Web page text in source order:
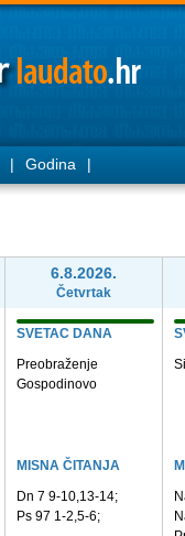
| Godina |
6.8.2026.
Četvrtak
SVETAC DANA
Preobraženje
Gospodinovo
MISNA ČITANJA
Dn 7 9-10,13-14;
Ps 97 1-2,5-6;